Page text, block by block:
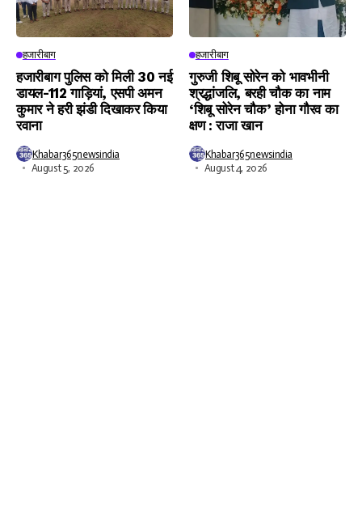
हजारीबाग
हजारीबाग पुलिस को मिली 30 नई
डायल-112 गाड़ियां, एसपी अमन
कुमार ने हरी झंडी दिखाकर किया
रवाना
Khabar365newsindia
August 5, 2026
हजारीबाग
गुरुजी शिबू सोरेन को भावभीनी
श्रद्धांजलि, बरही चौक का नाम
‘शिबू सोरेन चौक’ होना गौरव का
क्षण : राजा खान
Khabar365newsindia
August 4, 2026